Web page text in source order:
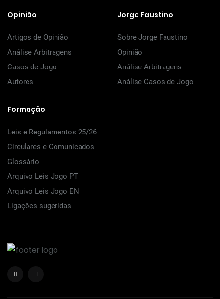
Opinião
Artigos de Opinião
Análise Arbitragens
Casos de Jogo
Autores
Jorge Faustino
Sobre Jorge Faustino
Opinião
Análise Arbitragens
Análise Casos de Jogo
Formação
Leis e Regulamentos 25/26
Circulares e Comunicados
Glossário
Arquivo Leis Jogo PT
Arquivo Leis Jogo EN
Ligações sugeridas